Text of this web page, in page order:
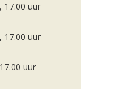
17.00 uur
17.00 uur
uur